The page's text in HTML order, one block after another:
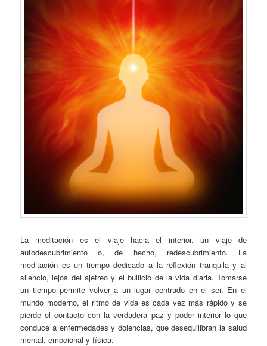
La meditación es el viaje hacia el interior, un viaje de
autodescubrimiento o, de hecho, redescubrimiento. La
meditación es un tiempo dedicado a la reflexión tranquila y al
silencio, lejos del ajetreo y el bullicio de la vida diaria. Tomarse
un tiempo permite volver a un lugar centrado en el ser. En el
mundo moderno, el ritmo de vida es cada vez más rápido y se
pierde el contacto con la verdadera paz y poder interior lo que
conduce a enfermedades y dolencias, que desequilibran la salud
mental, emocional y física.